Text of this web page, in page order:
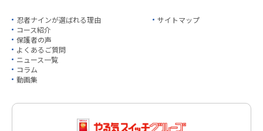
忍者ナインが選ばれる理由
コース紹介
保護者の声
よくあるご質問
ニュース一覧
コラム
動画集
サイトマップ